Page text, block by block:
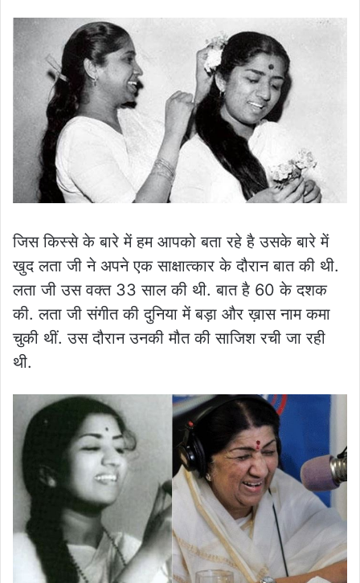
जिस किस्से के बारे में हम आपको बता रहे है उसके बारे में
खुद लता जी ने अपने एक साक्षात्कार के दौरान बात की थी.
लता जी उस वक्त 33 साल की थी. बात है 60 के दशक
की. लता जी संगीत की दुनिया में बड़ा और ख़ास नाम कमा
चुकी थीं. उस दौरान उनकी मौत की साजिश रची जा रही
थी.